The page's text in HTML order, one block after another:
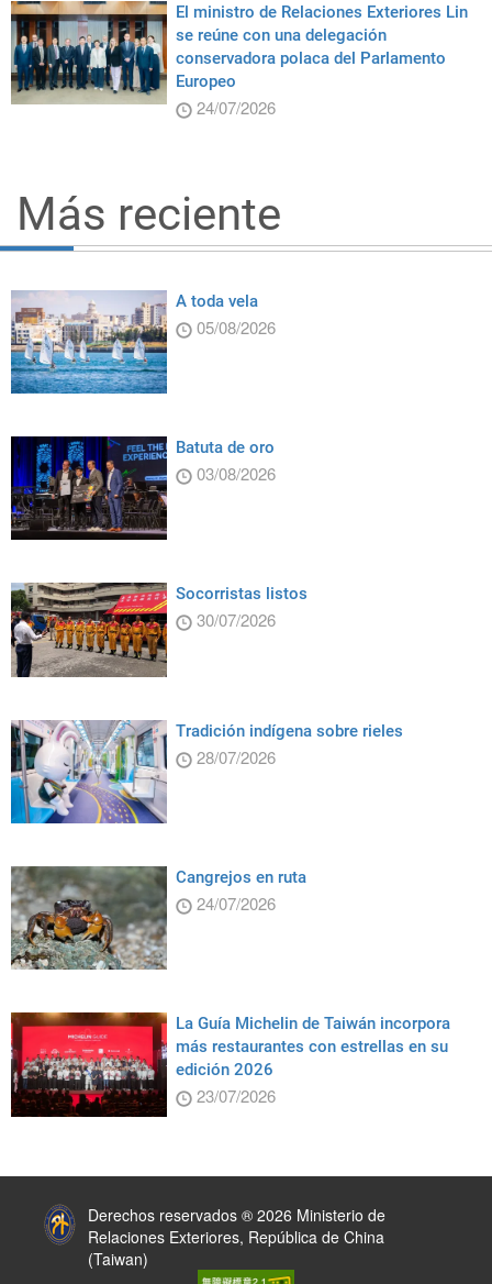
El ministro de Relaciones Exteriores Lin
se reúne con una delegación
conservadora polaca del Parlamento
Europeo
24/07/2026
Más reciente
A toda vela
05/08/2026
Batuta de oro
03/08/2026
Socorristas listos
30/07/2026
Tradición indígena sobre rieles
28/07/2026
Cangrejos en ruta
24/07/2026
La Guía Michelin de Taiwán incorpora
más restaurantes con estrellas en su
edición 2026
23/07/2026
Derechos reservados ® 2026 Ministerio de
Relaciones Exteriores, República de China
(Taiwan)